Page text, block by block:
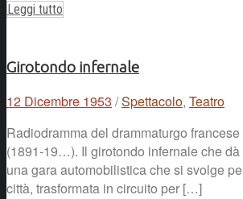
Leggi tutto
Girotondo infernale
12 Dicembre 1953 /Spettacolo, Teatro
Radiodramma del drammaturgo
(1891-19…). Il girotondo infernale che
una gara automobilistica che si svolge
città, trasformata in circuito per […]